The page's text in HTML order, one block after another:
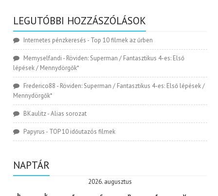
LEGUTÓBBI HOZZÁSZÓLÁSOK
Internetes pénzkeresés - Top 10 filmek az űrben
Memyselfandi - Röviden: Superman / Fantasztikus 4-es: Első
lépések / Mennydörgők*
Frederico88 - Röviden: Superman / Fantasztikus 4-es: Első lépések /
Mennydörgők*
BKaulitz-Alias sorozat
Papyrus - TOP 10 időutazós filmek
NAPTÁR
2026. augusztus